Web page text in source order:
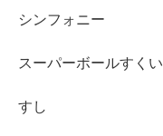
シンフォニー
スーパーボールすくい
すし